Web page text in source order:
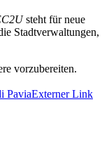
steht für neue
Stadtverwaltungen,
vorzubereiten.
PaviaExterner Link